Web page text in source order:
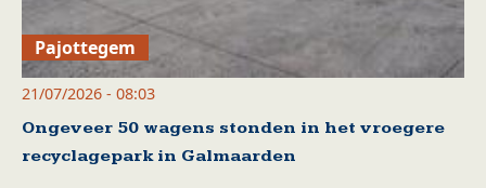
Pajottegem
21/07/2026 - 08:03
Ongeveer 50 wagens stonden in het vroegere
recyclagepark in Galmaarden